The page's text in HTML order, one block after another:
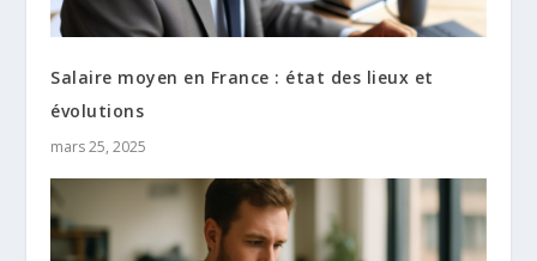
Salaire moyen en France : état des lieux et
évolutions
mars 25, 2025